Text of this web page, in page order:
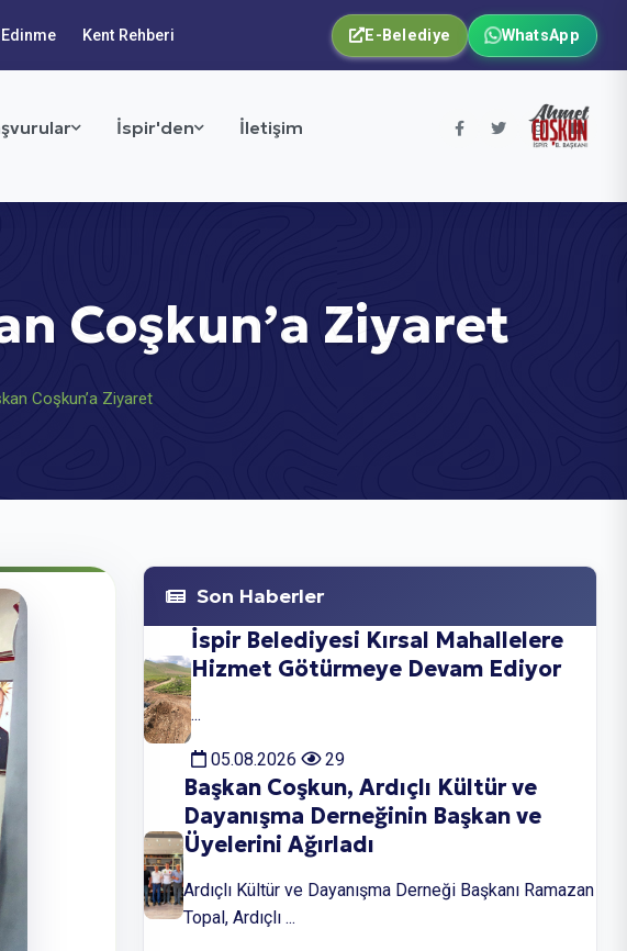
Kent Rehberi E-Belediye WhatsApp
İspir'den İletişim
Coşkun’a Ziyaret
Coşkun’a Ziyaret
Son Haberler
İspir Belediyesi Kırsal Mahallelere
Hizmet Götürmeye Devam Ediyor
...
05.08.2026 29
Başkan Coşkun, Ardıçlı Kültür ve
Dayanışma Derneğinin Başkan ve
Üyelerini Ağırladı
Ardıçlı Kültür ve Dayanışma Derneği Başkanı Ramazan
Topal, Ardıçlı ...